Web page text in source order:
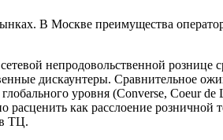
В Москве преимущества
непродовольственной
дискаунтеры. Сравнительное
уровня (Converse, Coeur
как расслоение
ТЦ.